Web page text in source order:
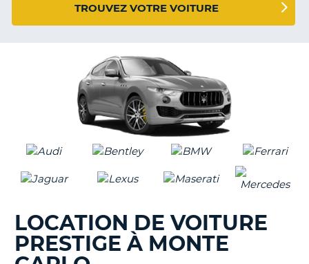
TROUVEZ VOTRE VOITURE
LOCATION DE VOITURE
PRESTIGE À MONTE